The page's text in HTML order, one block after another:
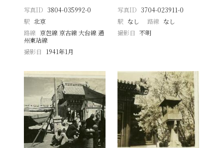
写真ID 3804-035992-0
駅 北京
路線 京包線 京古線 大台線 通
州東站線
撮影日
1941年1月
写真ID 3704-023911-0
駅 なし 路線 なし
撮影日 不明